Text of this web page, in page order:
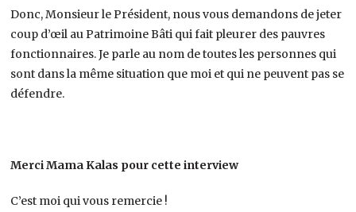
Donc, Monsieur le Président, nous vous demandons de jeter
coup d’œil au Patrimoine Bâti qui fait pleurer des pauvres
fonctionnaires. Je parle au nom de toutes les personnes qui
sont dans la même situation que moi et qui ne peuvent pas se
défendre.
Merci Mama Kalas pour cette interview
C’est moi qui vous remercie !